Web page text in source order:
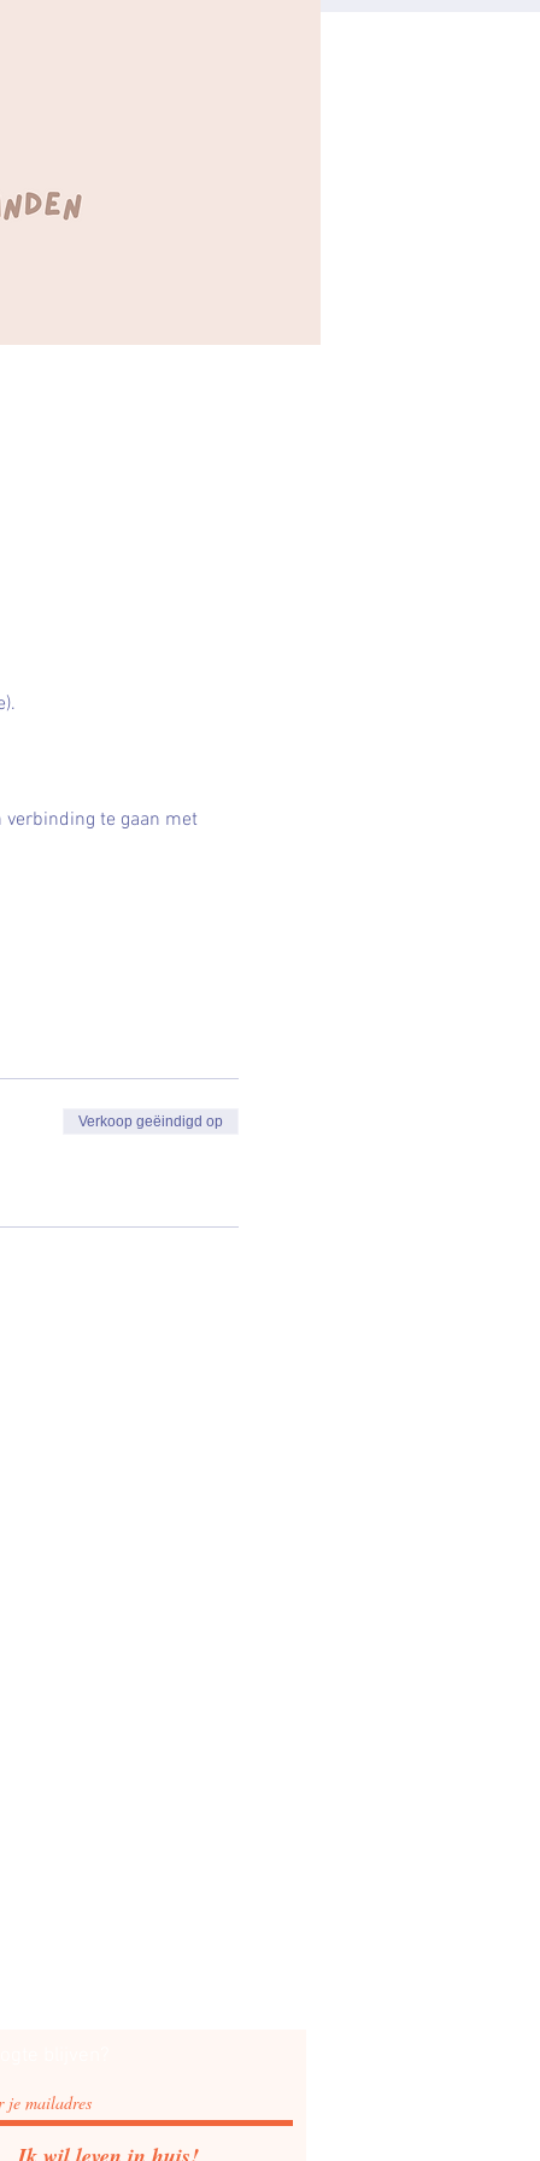
verbinding te gaan met
Verkoop geëindigd op